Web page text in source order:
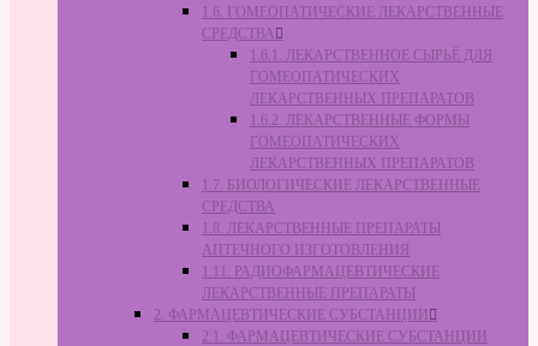
1.6. ГОМЕОПАТИЧЕСКИЕ ЛЕКАРСТВЕННЫЕ
СРЕДСТВА
1.6.1. ЛЕКАРСТВЕННОЕ СЫРЬЁ ДЛЯ
ГОМЕОПАТИЧЕСКИХ
ЛЕКАРСТВЕННЫХ ПРЕПАРАТОВ
1.6.2. ЛЕКАРСТВЕННЫЕ ФОРМЫ
ГОМЕОПАТИЧЕСКИХ
ЛЕКАРСТВЕННЫХ ПРЕПАРАТОВ
1.7. БИОЛОГИЧЕСКИЕ ЛЕКАРСТВЕННЫЕ
СРЕДСТВА
1.8. ЛЕКАРСТВЕННЫЕ ПРЕПАРАТЫ
АПТЕЧНОГО ИЗГОТОВЛЕНИЯ
1.11. РАДИОФАРМАЦЕВТИЧЕСКИЕ
ЛЕКАРСТВЕННЫЕ ПРЕПАРАТЫ
2. ФАРМАЦЕВТИЧЕСКИЕ СУБСТАНЦИИ
2.1. ФАРМАЦЕВТИЧЕСКИЕ СУБСТАНЦИИ